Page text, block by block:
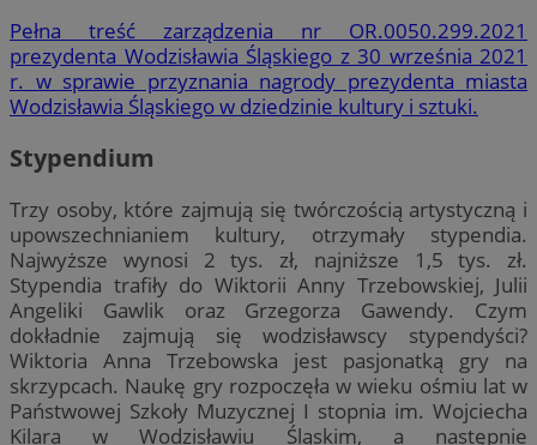
Pełna treść zarządzenia nr OR.0050.299.2021
prezydenta Wodzisławia Śląskiego z 30 września 2021
r. w sprawie przyznania nagrody prezydenta miasta
Wodzisławia Śląskiego w dziedzinie kultury i sztuki.
Stypendium
Trzy osoby, które zajmują się twórczością artystyczną i
upowszechnianiem kultury, otrzymały stypendia.
Najwyższe wynosi 2 tys. zł, najniższe 1,5 tys. zł.
Stypendia trafiły do Wiktorii Anny Trzebowskiej, Julii
Angeliki Gawlik oraz Grzegorza Gawendy. Czym
dokładnie zajmują się wodzisławscy stypendyści?
Wiktoria Anna Trzebowska jest pasjonatką gry na
skrzypcach. Naukę gry rozpoczęła w wieku ośmiu lat w
Państwowej Szkoły Muzycznej I stopnia im. Wojciecha
Kilara w Wodzisławiu Śląskim, a następnie